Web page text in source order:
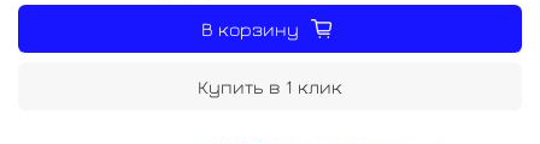
В корзину
Купить в 1 клик